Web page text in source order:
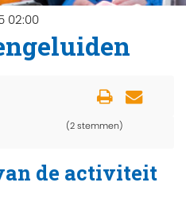
02:00
(2 stemmen)
de activiteit